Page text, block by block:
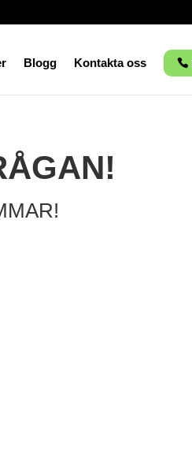
Blogg Kontakta oss